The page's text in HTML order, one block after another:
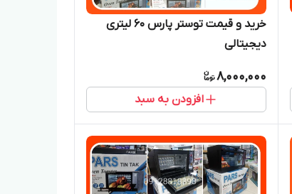
خرید و قیمت توستر پارس ۶۰ لیتری
دیجیتالی
8,000,000
افزودن به سبد